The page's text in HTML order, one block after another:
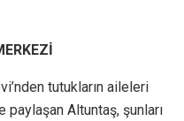
tutukların aileleri
paylaşan Altuntaş, şunları